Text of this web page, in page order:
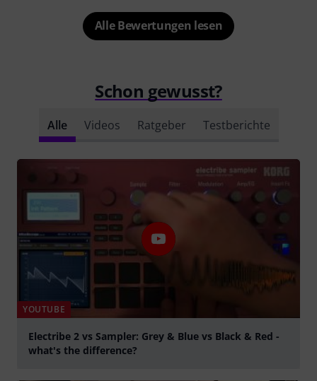
Alle Bewertungen lesen
Schon gewusst?
Alle Videos Ratgeber Testberichte
YOUTUBE
Electribe 2 vs Sampler: Grey & Blue vs Black & Red -
what's the difference?